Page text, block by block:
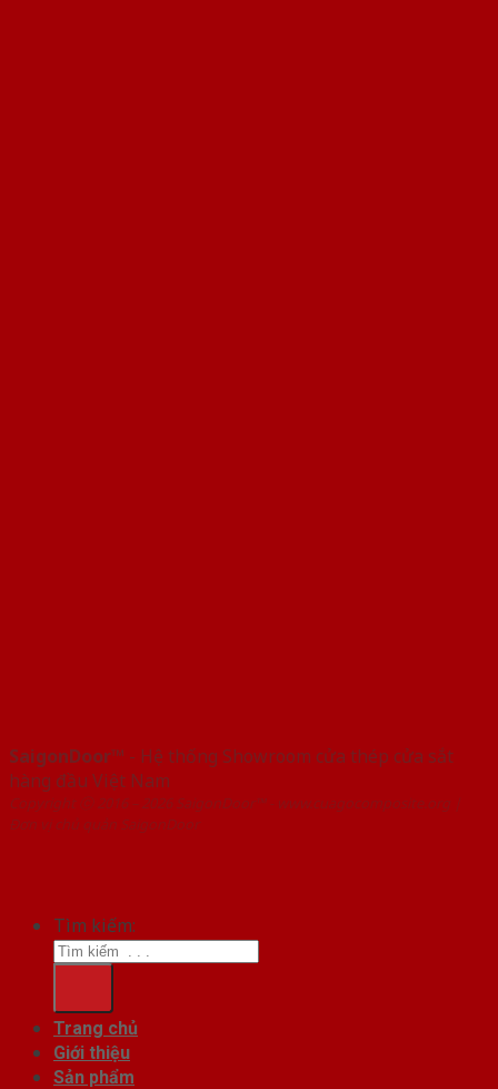
SaigonDoor™ - Hệ thống Showroom cửa thép cửa sắt
hàng đầu Việt Nam
Copyright ⓒ 2016 – 2026 SaigonDoor™ - www.cuagocomposite.org |
Đơn vị chủ quản SaigonDoor
Tìm kiếm:
Trang chủ
Giới thiệu
Sản phẩm